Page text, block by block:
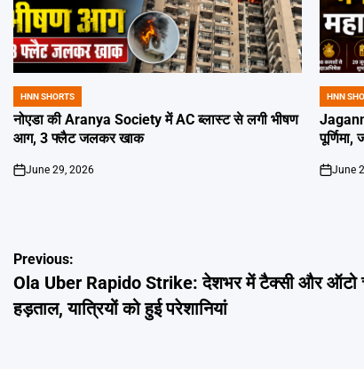
POSTED
IN
HNN SHORTS
नोएडा की Aranya Society में AC ब्लास्ट से लगी भीषण
आग, 3 फ्लैट जलकर खाक
on
June 29, 2026
POSTED
IN
HNN
पूर्णिमा,
on
June
Post
navigation
Previous:
Ola Uber Rapido Strike: देशभर में टैक्सी और ऑटो
हड़ताल, यात्रियों को हुई परेशानियां